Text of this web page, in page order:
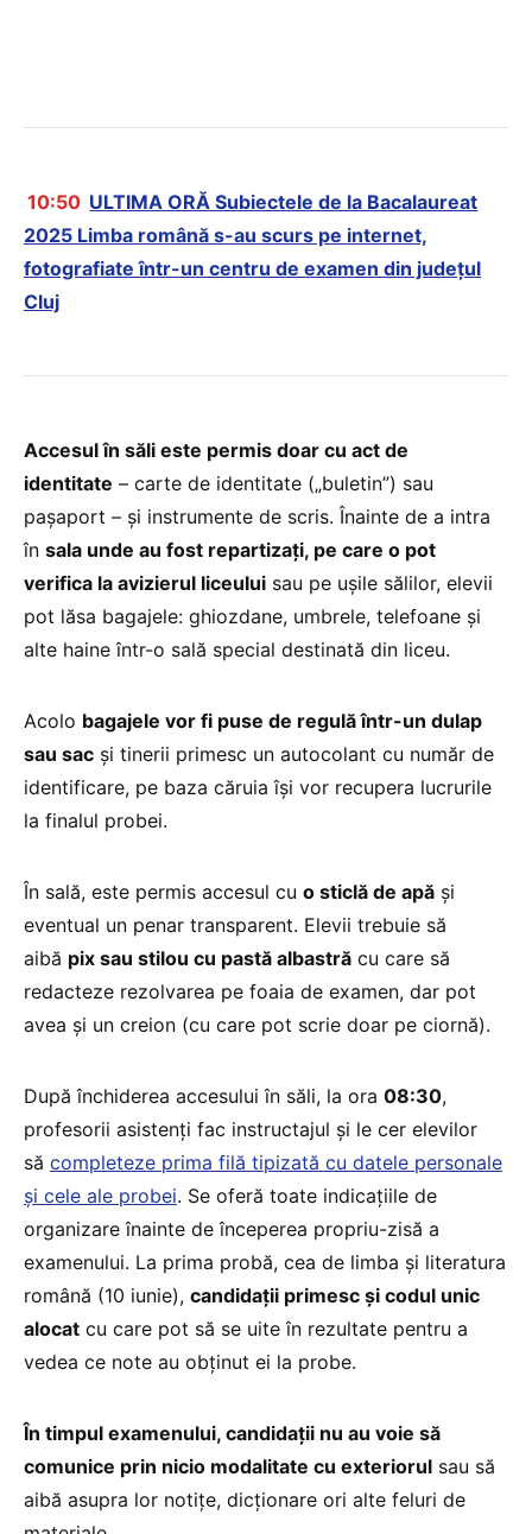
10:50 ULTIMA ORĂ Subiectele de la Bacalaureat
2025 Limba română s-au scurs pe internet,
fotografiate într-un centru de examen din județul
Cluj
Accesul în săli este permis doar cu act de
identitate – carte de identitate („buletin”) sau
pașaport – și instrumente de scris. Înainte de a intra
în sala unde au fost repartizați, pe care o pot
verifica la avizierul liceului sau pe ușile sălilor, elevii
pot lăsa bagajele: ghiozdane, umbrele, telefoane și
alte haine într-o sală special destinată din liceu.
Acolo bagajele vor fi puse de regulă într-un dulap
sau sac și tinerii primesc un autocolant cu număr de
identificare, pe baza căruia își vor recupera lucrurile
la finalul probei.
În sală, este permis accesul cu o sticlă de apă și
eventual un penar transparent. Elevii trebuie să
aibă pix sau stilou cu pastă albastră cu care să
redacteze rezolvarea pe foaia de examen, dar pot
avea și un creion (cu care pot scrie doar pe ciornă).
După închiderea accesului în săli, la ora 08:30,
profesorii asistenți fac instructajul și le cer elevilor
să completeze prima filă tipizată cu datele personale
și cele ale probei. Se oferă toate indicațiile de
organizare înainte de începerea propriu-zisă a
examenului. La prima probă, cea de limba și literatura
română (10 iunie), candidații primesc și codul unic
alocat cu care pot să se uite în rezultate pentru a
vedea ce note au obținut ei la probe.
În timpul examenului, candidații nu au voie să
comunice prin nicio modalitate cu exteriorul sau să
aibă asupra lor notițe, dicționare ori alte feluri de